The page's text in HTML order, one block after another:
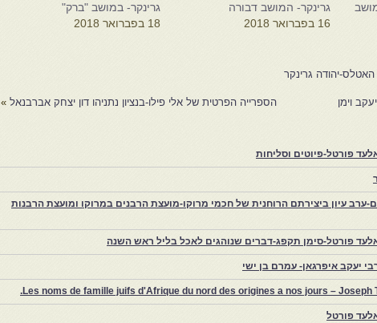
גרינקר- המושב דבורה
16 בפברואר 2018
גרינקר- במושב "ברק"
18 בפברואר 2018
האטלס-יהודה גרינקר
הספרייה הפרטית של אלי פילו-בנציון נתניהו דון יצחק אברבנאל »
פורטל-פיוטים וסליחות
עיון ביצירתם הרוחנית של חכמי מרוקו-מועצת הרבנים במרוקו ומועצת הרבנות
פורטל-סימן תקפג-דברים שנוהגים לאכל בליל ראש השנה
יעקב איפרגאן- עמרם בן ישי
Les noms de famille juifs d'Afrique du nord des origines a nos jours – Joseph
פורטל